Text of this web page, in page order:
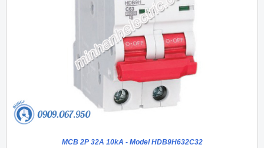
MCB 2P 32A 10kA - Model HDB9H632C32